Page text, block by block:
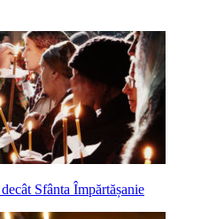
Sfânta Împărtășanie